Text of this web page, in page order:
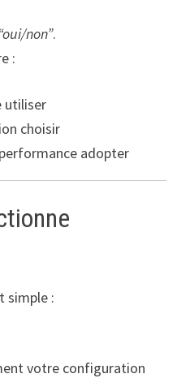
“oui/non”.
:
utiliser
choisir
adopter
simple :
votre configuration